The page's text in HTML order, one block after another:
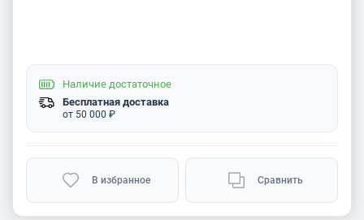
Наличие достаточное
Бесплатная доставка
от 50 000 ₽
В избранное Сравнить